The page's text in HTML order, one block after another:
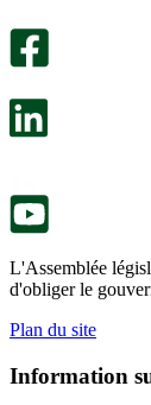
L'Assemblée
d'obliger le
Plan du site
Information